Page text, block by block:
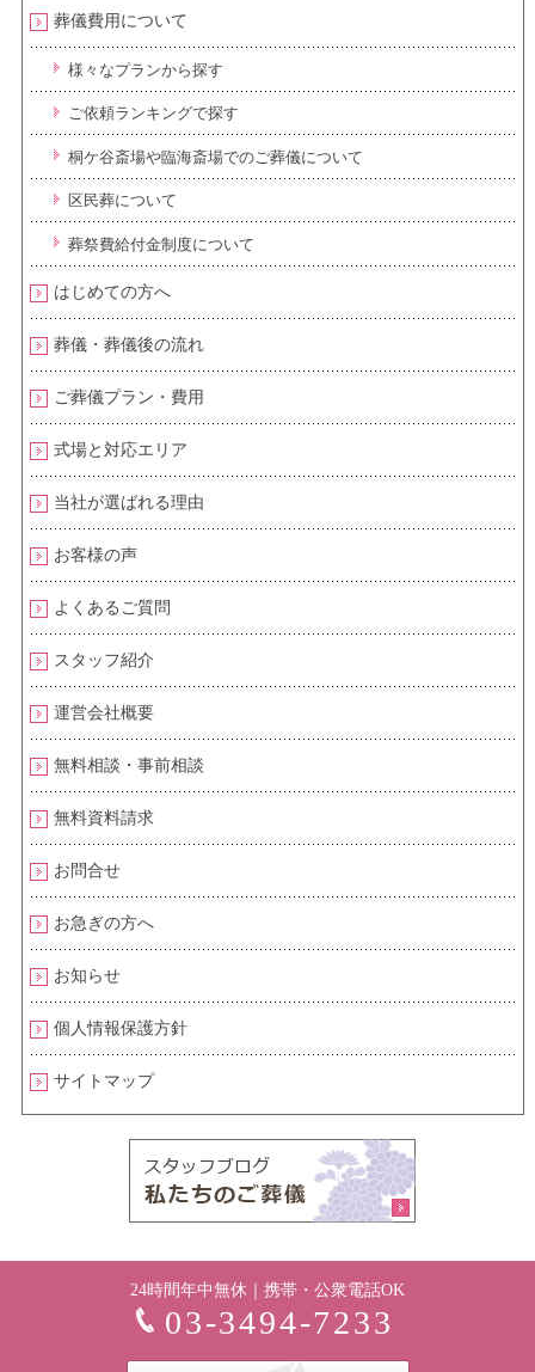
葬儀費用について
様々なプランから探す
ご依頼ランキングで探す
桐ケ谷斎場や臨海斎場でのご葬儀について
区民葬について
葬祭費給付金制度について
はじめての方へ
葬儀・葬儀後の流れ
ご葬儀プラン・費用
式場と対応エリア
当社が選ばれる理由
お客様の声
よくあるご質問
スタッフ紹介
運営会社概要
無料相談・事前相談
無料資料請求
お問合せ
お急ぎの方へ
お知らせ
個人情報保護方針
サイトマップ
24時間年中無休｜携帯・公衆電話OK
03-3494-7233